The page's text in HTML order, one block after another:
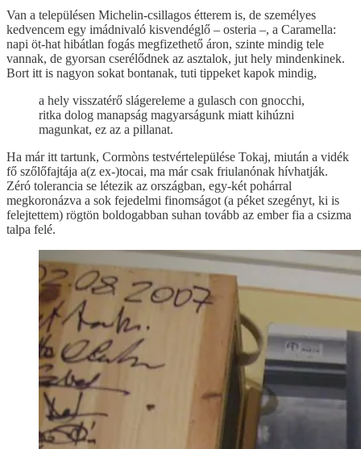
Van a településen Michelin-csillagos étterem is, de személyes
kedvencem egy imádnivaló kisvendéglő – osteria –, a Caramella:
napi öt-hat hibátlan fogás megfizethető áron, szinte mindig tele
vannak, de gyorsan cserélődnek az asztalok, jut hely mindenkinek.
Bort itt is nagyon sokat bontanak, tuti tippeket kapok mindig,
a hely visszatérő slágereleme a gulasch con gnocchi,
ritka dolog manapság magyarságunk miatt kihúzni
magunkat, ez az a pillanat.
Ha már itt tartunk, Cormòns testvértelepülése Tokaj, miután a vidék
fő szőlőfajtája a(z ex-)tocai, ma már csak friulanónak hívhatják.
Zéró tolerancia se létezik az országban, egy-két pohárral
megkoronázva a sok fejedelmi finomságot (a péket szegényt, ki is
felejtettem) rögtön boldogabban suhan tovább az ember fia a csizma
talpa felé.